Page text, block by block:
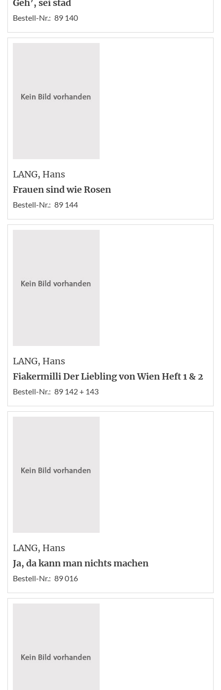
Geh’, sei stad
Bestell-Nr.: 89 140
LANG, Hans
Frauen sind wie Rosen
Bestell-Nr.: 89 144
LANG, Hans
Fiakermilli Der Liebling von Wien Heft 1 & 2
Bestell-Nr.: 89 142 + 143
LANG, Hans
Ja, da kann man nichts machen
Bestell-Nr.: 89 016